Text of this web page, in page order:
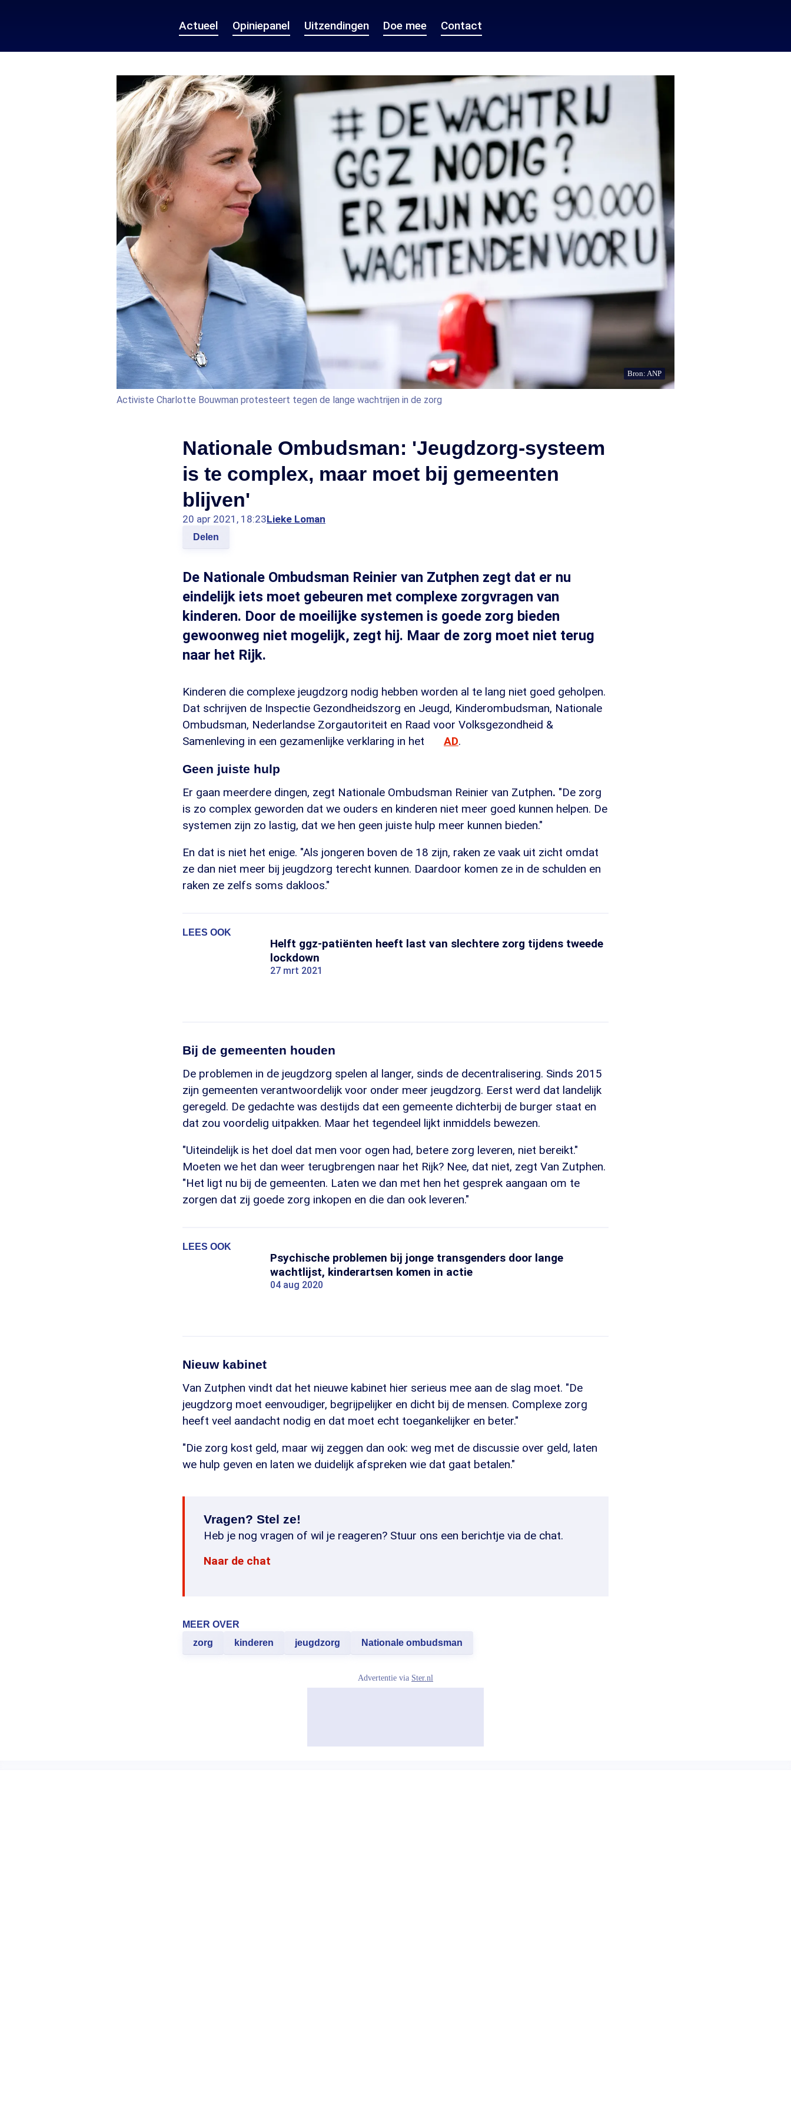
Actueel Opiniepanel Uitzendingen Doe mee Contact
Bron: ANP
Activiste Charlotte Bouwman protesteert tegen de lange wachtrijen in de zorg
Nationale Ombudsman: 'Jeugdzorg-systeem
is te complex, maar moet bij gemeenten
blijven'
20 apr 2021, 18:23Lieke Loman
Delen
De Nationale Ombudsman Reinier van Zutphen zegt dat er nu
eindelijk iets moet gebeuren met complexe zorgvragen van
kinderen. Door de moeilijke systemen is goede zorg bieden
gewoonweg niet mogelijk, zegt hij. Maar de zorg moet niet terug
naar het Rijk.
Kinderen die complexe jeugdzorg nodig hebben worden al te lang niet goed geholpen.
Dat schrijven de Inspectie Gezondheidszorg en Jeugd, Kinderombudsman, Nationale
Ombudsman, Nederlandse Zorgautoriteit en Raad voor Volksgezondheid &
Samenleving in een gezamenlijke verklaring in het
AD.
Geen juiste hulp
Er gaan meerdere dingen, zegt Nationale Ombudsman Reinier van Zutphen. "De zorg
is zo complex geworden dat we ouders en kinderen niet meer goed kunnen helpen. De
systemen zijn zo lastig, dat we hen geen juiste hulp meer kunnen bieden."
En dat is niet het enige. "Als jongeren boven de 18 zijn, raken ze vaak uit zicht omdat
ze dan niet meer bij jeugdzorg terecht kunnen. Daardoor komen ze in de schulden en
raken ze zelfs soms dakloos."
LEES OOK
Helft ggz-patiënten heeft last van slechtere zorg tijdens tweede
lockdown
27 mrt 2021
Bij de gemeenten houden
De problemen in de jeugdzorg spelen al langer, sinds de decentralisering. Sinds 2015
zijn gemeenten verantwoordelijk voor onder meer jeugdzorg. Eerst werd dat landelijk
geregeld. De gedachte was destijds dat een gemeente dichterbij de burger staat en
dat zou voordelig uitpakken. Maar het tegendeel lijkt inmiddels bewezen.
"Uiteindelijk is het doel dat men voor ogen had, betere zorg leveren, niet bereikt."
Moeten we het dan weer terugbrengen naar het Rijk? Nee, dat niet, zegt Van Zutphen.
"Het ligt nu bij de gemeenten. Laten we dan met hen het gesprek aangaan om te
zorgen dat zij goede zorg inkopen en die dan ook leveren."
LEES OOK
Psychische problemen bij jonge transgenders door lange
wachtlijst, kinderartsen komen in actie
04 aug 2020
Nieuw kabinet
Van Zutphen vindt dat het nieuwe kabinet hier serieus mee aan de slag moet. "De
jeugdzorg moet eenvoudiger, begrijpelijker en dicht bij de mensen. Complexe zorg
heeft veel aandacht nodig en dat moet echt toegankelijker en beter."
"Die zorg kost geld, maar wij zeggen dan ook: weg met de discussie over geld, laten
we hulp geven en laten we duidelijk afspreken wie dat gaat betalen."
Vragen? Stel ze!
Heb je nog vragen of wil je reageren? Stuur ons een berichtje via de chat.
Naar de chat
MEER OVER
zorg
kinderen jeugdzorg Nationale ombudsman
Advertentie via Ster.nl